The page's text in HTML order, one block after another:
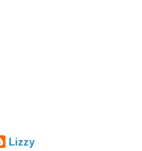
Lizzy